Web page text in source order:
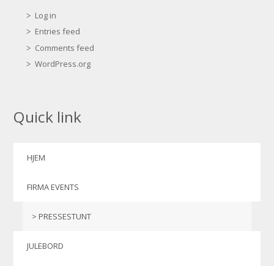
Log in
Entries feed
Comments feed
WordPress.org
Quick link
HJEM
FIRMA EVENTS
PRESSESTUNT
JULEBORD